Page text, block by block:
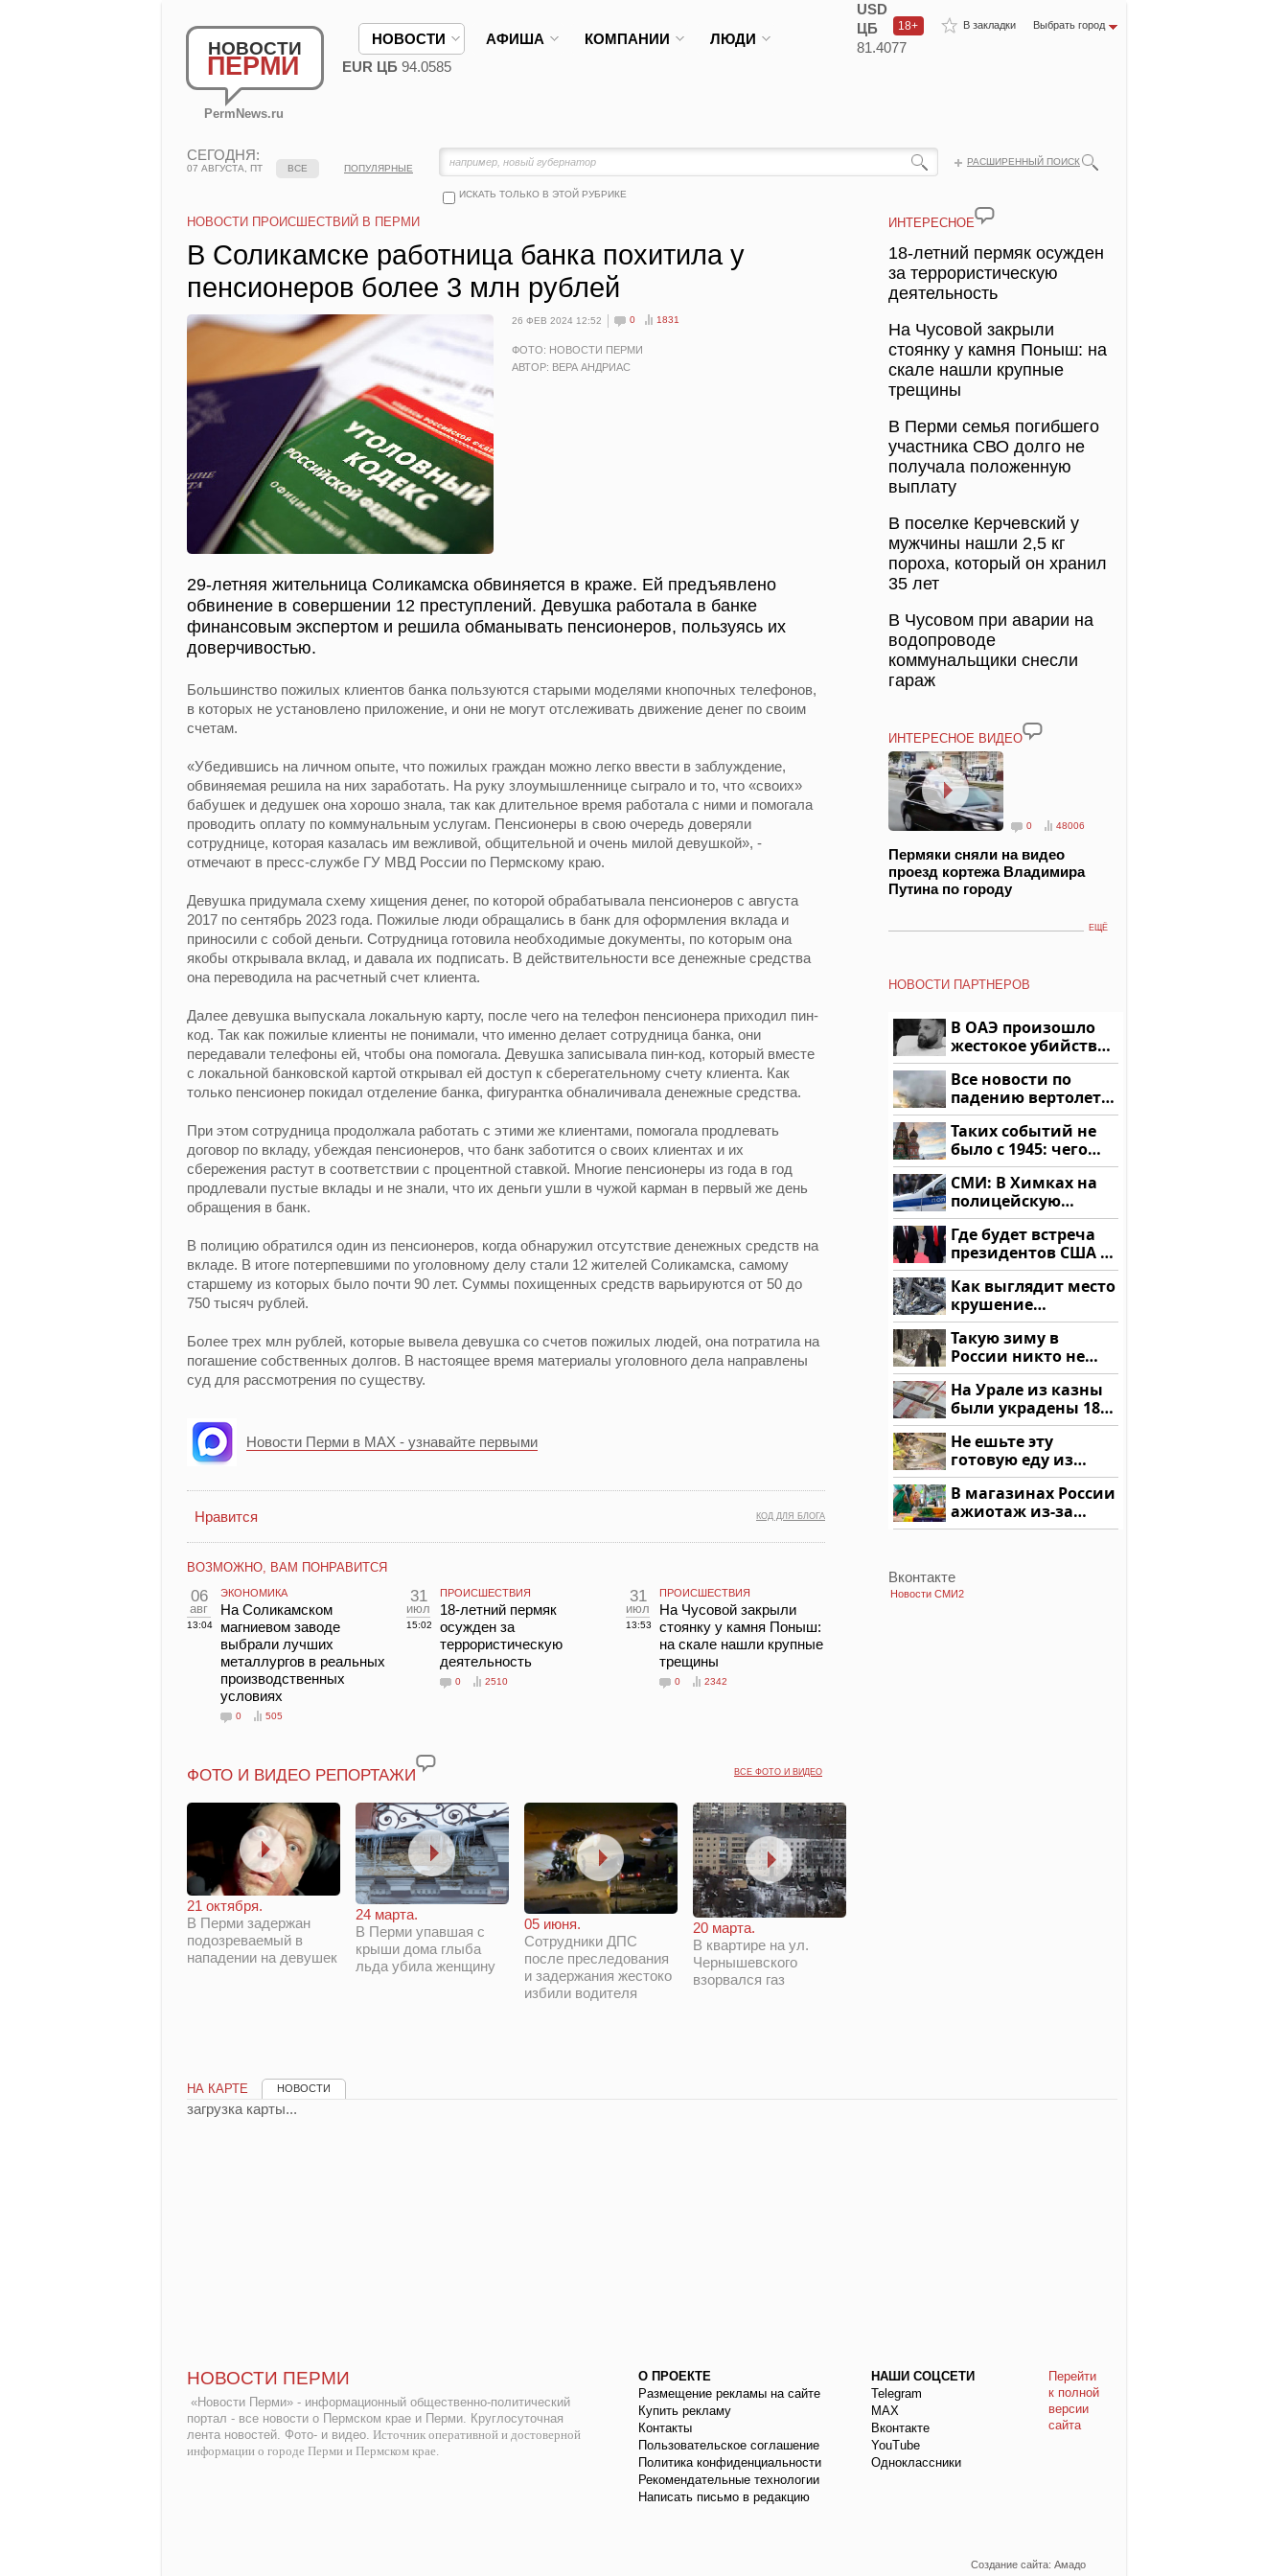
НОВОСТИ
ПЕРМИ
PermNews.ru
В закладки Выбрать город
18+
НОВОСТИ АФИША КОМПАНИИ ЛЮДИ
USD
ЦБ
81.4077
EUR ЦБ 94.0585
СЕГОДНЯ:
07 АВГУСТА, ПТ
РАСШИРЕННЫЙ ПОИСК
ИСКАТЬ ТОЛЬКО В ЭТОЙ РУБРИКЕ
ВСЕ ПОПУЛЯРНЫЕ
НОВОСТИ ПРОИСШЕСТВИЙ В ПЕРМИ
В Соликамске работница банка похитила у
пенсионеров более 3 млн рублей
26 ФЕВ 2024 12:52 0 1831
ФОТО: НОВОСТИ ПЕРМИ
АВТОР: ВЕРА АНДРИАС
29-летняя жительница Соликамска обвиняется в краже. Ей предъявлено
обвинение в совершении 12 преступлений. Девушка работала в банке
финансовым экспертом и решила обманывать пенсионеров, пользуясь их
доверчивостью.
Большинство пожилых клиентов банка пользуются старыми моделями кнопочных телефонов,
в которых не установлено приложение, и они не могут отслеживать движение денег по своим
счетам.
«Убедившись на личном опыте, что пожилых граждан можно легко ввести в заблуждение,
обвиняемая решила на них заработать. На руку злоумышленнице сыграло и то, что «своих»
бабушек и дедушек она хорошо знала, так как длительное время работала с ними и помогала
проводить оплату по коммунальным услугам. Пенсионеры в свою очередь доверяли
сотруднице, которая казалась им вежливой, общительной и очень милой девушкой», -
отмечают в пресс-службе ГУ МВД России по Пермскому краю.
Девушка придумала схему хищения денег, по которой обрабатывала пенсионеров с августа
2017 по сентябрь 2023 года. Пожилые люди обращались в банк для оформления вклада и
приносили с собой деньги. Сотрудница готовила необходимые документы, по которым она
якобы открывала вклад, и давала их подписать. В действительности все денежные средства
она переводила на расчетный счет клиента.
Далее девушка выпускала локальную карту, после чего на телефон пенсионера приходил пин-
код. Так как пожилые клиенты не понимали, что именно делает сотрудница банка, они
передавали телефоны ей, чтобы она помогала. Девушка записывала пин-код, который вместе
с локальной банковской картой открывал ей доступ к сберегательному счету клиента. Как
только пенсионер покидал отделение банка, фигурантка обналичивала денежные средства.
При этом сотрудница продолжала работать с этими же клиентами, помогала продлевать
договор по вкладу, убеждая пенсионеров, что банк заботится о своих клиентах и их
сбережения растут в соответствии с процентной ставкой. Многие пенсионеры из года в год
продлевали пустые вклады и не знали, что их деньги ушли в чужой карман в первый же день
обращения в банк.
В полицию обратился один из пенсионеров, когда обнаружил отсутствие денежных средств на
вкладе. В итоге потерпевшими по уголовному делу стали 12 жителей Соликамска, самому
старшему из которых было почти 90 лет. Суммы похищенных средств варьируются от 50 до
750 тысяч рублей.
Более трех млн рублей, которые вывела девушка со счетов пожилых людей, она потратила на
погашение собственных долгов. В настоящее время материалы уголовного дела направлены
суд для рассмотрения по существу.
Новости Перми в MAX - узнавайте первыми
КОД ДЛЯ БЛОГА
Нравится
ВОЗМОЖНО, ВАМ ПОНРАВИТСЯ
06
авг
13:04
ЭКОНОМИКА
На Соликамском
магниевом заводе
выбрали лучших
металлургов в реальных
производственных
условиях
0 505
31
июл
15:02
ПРОИСШЕСТВИЯ
18-летний пермяк
осужден за
террористическую
деятельность
0 2510
31
июл
13:53
ПРОИСШЕСТВИЯ
На Чусовой закрыли
стоянку у камня Поныш:
на скале нашли крупные
трещины
0 2342
ВСЕ ФОТО И ВИДЕО
ФОТО И ВИДЕО РЕПОРТАЖИ
21 октября.
В Перми задержан
подозреваемый в
нападении на девушек
24 марта.
В Перми упавшая с
крыши дома глыба
льда убила женщину
05 июня.
Сотрудники ДПС
после преследования
и задержания жестоко
избили водителя
20 марта.
В квартире на ул.
Чернышевского
взорвался газ
ИНТЕРЕСНОЕ
18-летний пермяк осужден
за террористическую
деятельность
На Чусовой закрыли
стоянку у камня Поныш: на
скале нашли крупные
трещины
В Перми семья погибшего
участника СВО долго не
получала положенную
выплату
В поселке Керчевский у
мужчины нашли 2,5 кг
пороха, который он хранил
35 лет
В Чусовом при аварии на
водопроводе
коммунальщики снесли
гараж
ИНТЕРЕСНОЕ ВИДЕО
0 48006
Пермяки сняли на видео
проезд кортежа Владимира
Путина по городу
ЕЩЁ
НОВОСТИ ПАРТНЕРОВ
В ОАЭ произошло
жестокое убийство
криптомиллионера
Все новости по
падению вертолета
на Кавказе: читать
здесь
Таких событий не
было с 1945: чего
ждать всем нам?
СМИ: В Химках на
полицейскую
машину напали и
подожгли.
Где будет встреча
президентов США и
России: Европа?
Как выглядит место
крушение
вертолета на
Кавказе: смотреть
Такую зиму в
России никто не
ждал: как так?!
На Урале из казны
были украдены 18
миллионов рублей
Не ешьте эту
готовую еду из
магазина: список
В магазинах России
ажиотаж из-за
этого продукта: что
Вконтакте
Новости СМИ2
НА КАРТЕ НОВОСТИ
загрузка карты...
НОВОСТИ ПЕРМИ
«Новости Перми» - информационный общественно-политический
портал - все новости о Пермском крае и Перми. Круглосуточная
лента новостей. Фото- и видео. Источник оперативной и достоверной
информации о городе Перми и Пермском крае.
О ПРОЕКТЕ
Размещение рекламы на сайте
Купить рекламу
Контакты
Пользовательское соглашение
Политика конфиденциальности
Рекомендательные технологии
Написать письмо в редакцию
НАШИ СОЦСЕТИ
Telegram
МАХ
Вконтакте
YouTube
Одноклассники
Перейти
к полной
версии
сайта
Создание сайта: Амадо